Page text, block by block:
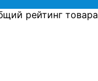
рейтинг товара